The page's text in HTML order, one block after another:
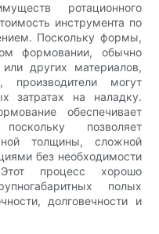
ротационного
инструмента по
Поскольку формы,
формовании, обычно
других материалов,
могут
затратах на наладку.
обеспечивает
позволяет
толщины, сложной
без необходимости
процесс хорошо
полых
долговечности и